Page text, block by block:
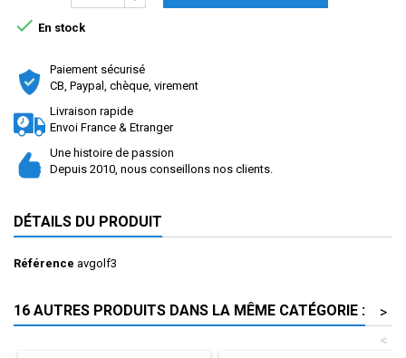
 En stock
Paiement sécurisé
CB, Paypal, chèque, virement
Livraison rapide
Envoi France & Etranger
Une histoire de passion
Depuis 2010, nous conseillons nos clients.
DÉTAILS DU PRODUIT
Référence avgolf3
16 AUTRES PRODUITS DANS LA MÊME CATÉGORIE :
>
<